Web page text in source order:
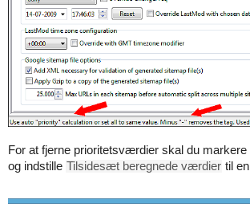
For at fjerne prioritetsværdier skal du markere
og indstille Tilsidesæt beregnede værdier til en